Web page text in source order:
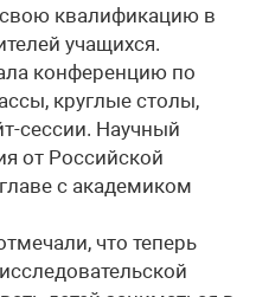
квалификацию в
учащихся.
конференцию по
круглые столы,
сессии. Научный
от Российской
с академиком
что теперь